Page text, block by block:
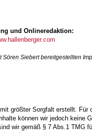
und Onlineredaktion:
Siebert bereitgestellten
größter Sorgfalt erstellt. Für
können wir jedoch keine
wir gemäß § 7 Abs.1 TMG